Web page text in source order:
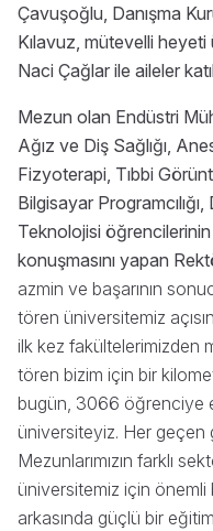
Çavuşoğlu, Danışma
Kılavuz, mütevelli
Naci Çağlar ile aileler
Mezun olan Endüstri
Ağız ve Diş Sağlığı,
Fizyoterapi, Tıbbi
Bilgisayar
Teknolojisi
konuşmasını yapan
azmin ve başarının
tören üniversitemiz
ilk kez fakültelerimizden
tören bizim için bir
bugün, 3066 öğrenciye
üniversiteyiz. Her
Mezunlarımızın farklı
üniversitemiz için önemli
arkasında güçlü bir